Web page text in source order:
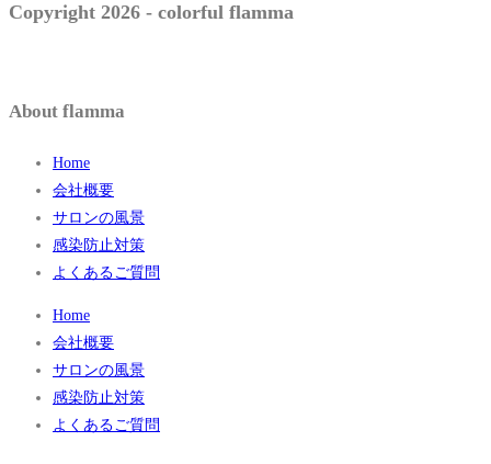
Copyright 2026 - colorful flamma
About flamma
Home
会社概要
サロンの風景
感染防止対策
よくあるご質問
Home
会社概要
サロンの風景
感染防止対策
よくあるご質問